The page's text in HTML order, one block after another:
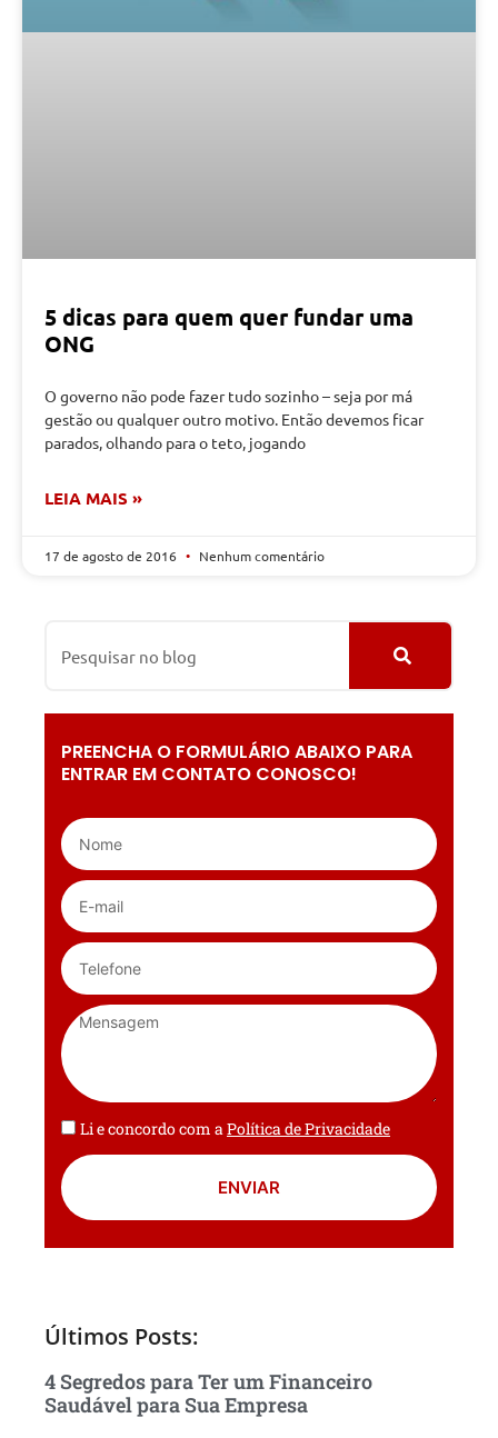
5 dicas para quem quer fundar uma
ONG
O governo não pode fazer tudo sozinho – seja por má
gestão ou qualquer outro motivo. Então devemos ficar
parados, olhando para o teto, jogando
LEIA MAIS »
17 de agosto de 2016 Nenhum comentário
PREENCHA O FORMULÁRIO ABAIXO PARA
ENTRAR EM CONTATO CONOSCO!
Li e concordo com aPolítica de Privacidade
ENVIAR
Últimos Posts:
4 Segredos para Ter um Financeiro
Saudável para Sua Empresa